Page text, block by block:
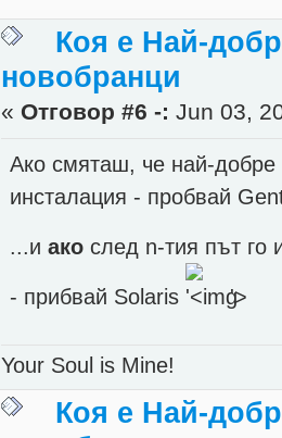
Коя е Най-
новобранци
« Отговор #6 -: Jun 03,
Ако смяташ, че най-добре
инсталация - пробвай
...иако след n-тия път
- прибвай Solaris '>
Your Soul is Mine!
Коя е Най-